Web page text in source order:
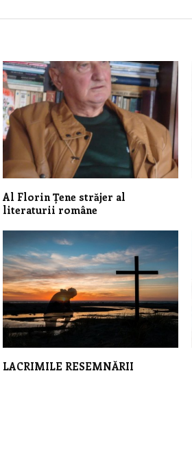
Al Florin Țene străjer al
literaturii române
LACRIMILE RESEMNĂRII